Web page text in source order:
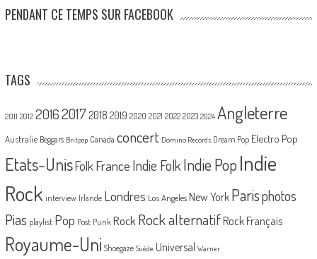
PENDANT CE TEMPS SUR FACEBOOK
TAGS
2011 2012 20162017 2018 2019 2020 2021 2022 2023 2024 Angleterre
Australie Beggars Britpop Canada concert Domino Records Dream Pop Electro Pop
Etats-UnisFolk France Indie FolkIndie PopIndie
Rock interview Irlande Londres Los Angeles New York Parisphotos
Pias playlist Pop Post Punk Rock Rock alternatif Rock Français
Royaume-Uni Shoegaze Suède Universal Warner